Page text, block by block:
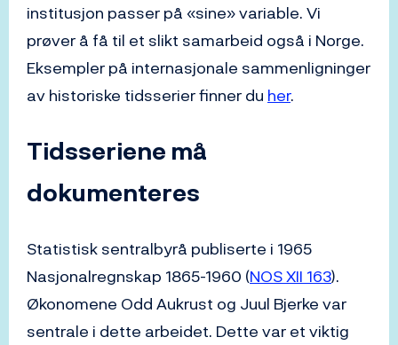
institusjon passer på «sine» variable. Vi
prøver å få til et slikt samarbeid også i Norge.
Eksempler på internasjonale sammenligninger
av historiske tidsserier finner du her.
Tidsseriene må
dokumenteres
Statistisk sentralbyrå publiserte i 1965
Nasjonalregnskap 1865-1960 (NOS XII 163).
Økonomene Odd Aukrust og Juul Bjerke var
sentrale i dette arbeidet. Dette var et viktig